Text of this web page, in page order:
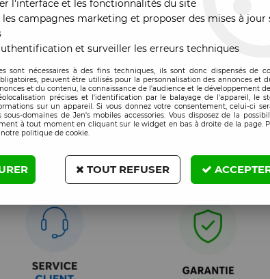
l'interface et les fonctionnalités du site
les campagnes marketing et proposer des mises à jour
et surveiller les erreurs techniques
sont nécessaires à des fins techniques, ils sont donc dispensés de
peuvent être utilisés pour la personnalisation des annonces et
et du contenu, la connaissance de l'audience et le développement
précises et l'identification par le balayage de l'appareil, le
sur un appareil. Si vous donnez votre consentement, celui-ci
sous-domaines de Jen's mobiles accessories. Vous disposez de la
à tout moment en cliquant sur le widget en bas à droite de la page.
politique de cookie.
TOUT REFUSER